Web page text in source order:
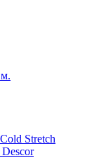
Stretch